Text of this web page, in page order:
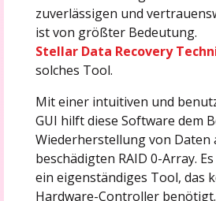
zuverlässigen und
ist von größter Bedeutung.
Stellar Data Recovery
solches Tool.
Mit einer intuitiven und
GUI hilft diese Software dem
Wiederherstellung von Daten
beschädigten RAID 0-Array.
ein eigenständiges Tool, das
Hardware-Controller